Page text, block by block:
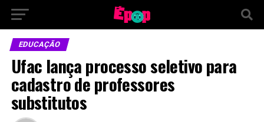
EDUCAÇÃO
Ufac lança processo seletivo para
cadastro de professores
substitutos